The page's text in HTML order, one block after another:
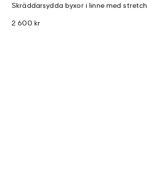
Skräddarsydda byxor i linne med stretch
2 600 kr